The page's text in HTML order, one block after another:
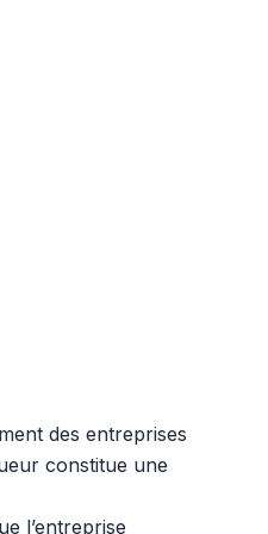
des entreprises
constitue une
l’entreprise